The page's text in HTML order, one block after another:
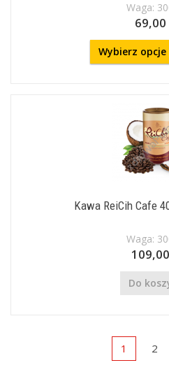
Waga:
69,00
Wybierz
Kawa ReiCih Cafe
Waga:
Do
1 2